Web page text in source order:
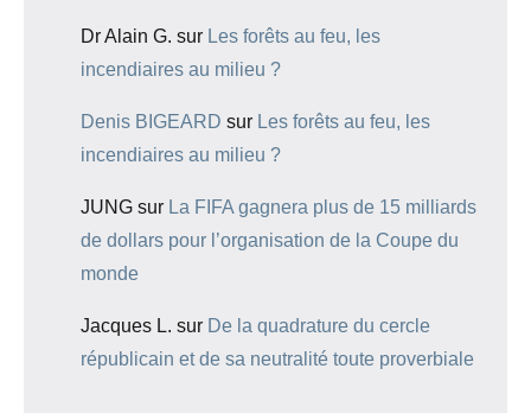
Dr Alain G. sur Les forêts au feu, les
incendiaires au milieu ?
Denis BIGEARD sur Les forêts au feu, les
incendiaires au milieu ?
JUNG sur La FIFA gagnera plus de 15 milliards
de dollars pour l’organisation de la Coupe du
monde
Jacques L. sur De la quadrature du cercle
républicain et de sa neutralité toute proverbiale